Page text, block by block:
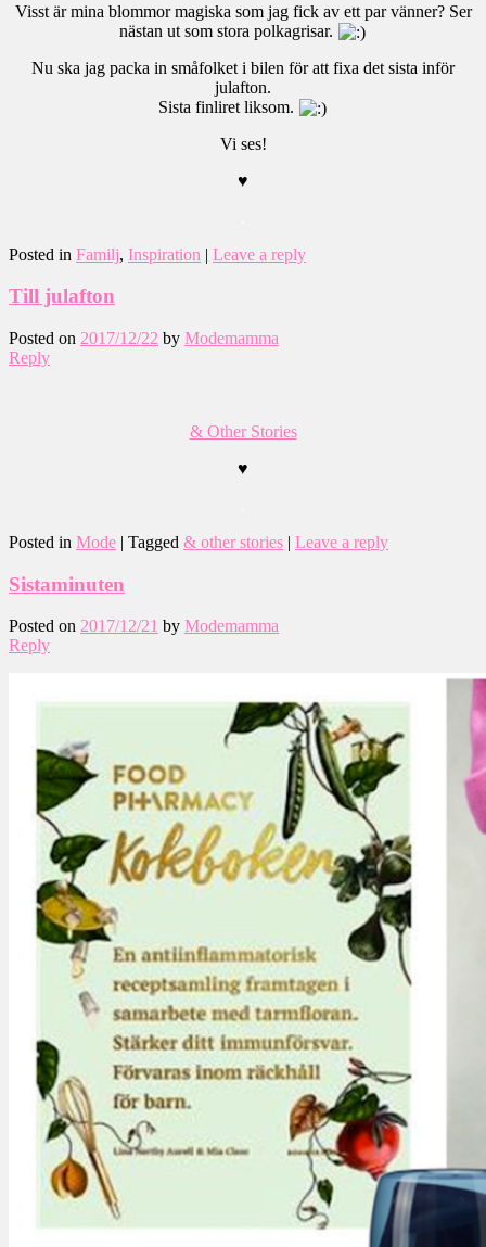
Visst är mina blommor magiska som jag fick av ett par vänner? Ser
nästan ut som stora polkagrisar.
Nu ska jag packa in småfolket i bilen för att fixa det sista inför
julafton.
Sista finliret liksom.
Vi ses!
♥
Posted in Familj, Inspiration | Leave a reply
Till julafton
Posted on 2017/12/22 by Modemamma
Reply
& Other Stories
♥
Posted in Mode | Tagged & other stories | Leave a reply
Sistaminuten
Posted on 2017/12/21 by Modemamma
Reply